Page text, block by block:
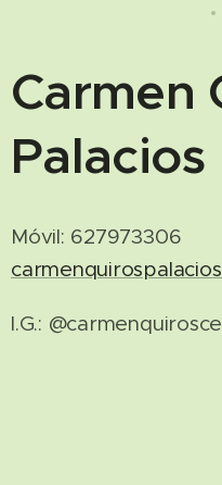
Carmen
Palacios
Móvil: 627973306
I.G.: